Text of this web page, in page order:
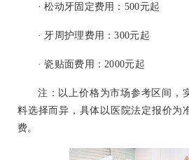
· 松动牙固定费用：500元起
· 牙周护理费用：300元起
· 瓷贴面费用：2000元起
注：以上价格为市场参考区间，
料选择而异，具体以医院法定报价为
费。